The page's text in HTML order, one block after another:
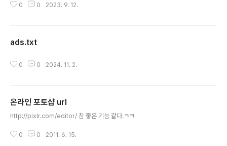
0 0 2023. 9. 12.
ads.txt
0 0 2024. 11. 2.
온라인 포토샵 url
http://pixlr.com/editor/ 참 좋은 기능 같다.ㅋㅋ
0 0 2011. 6. 15.